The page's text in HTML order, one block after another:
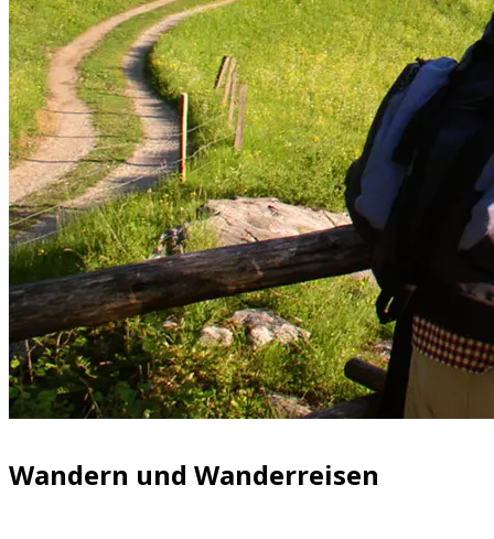
Wandern und Wanderreisen